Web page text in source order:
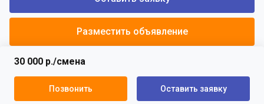
30 000 р./смена
Позвонить Оставить заявку
Разместить объявление
Политики конфиденциальности
Пользовательское соглашение